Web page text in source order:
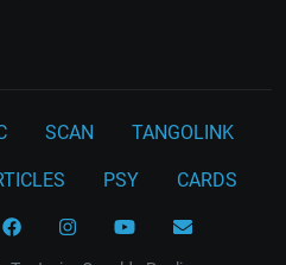
SCAN TANGOLINK
PSY CARDS